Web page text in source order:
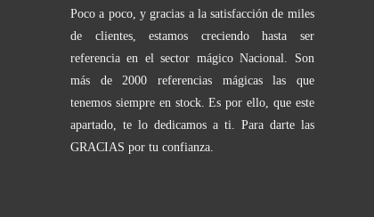
Poco a poco, y gracias a la satisfacción de miles
de clientes, estamos creciendo hasta ser
referencia en el sector mágico Nacional. Son
más de 2000 referencias mágicas las que
tenemos siempre en stock. Es por ello, que este
apartado, te lo dedicamos a ti. Para darte las
GRACIAS por tu confianza.